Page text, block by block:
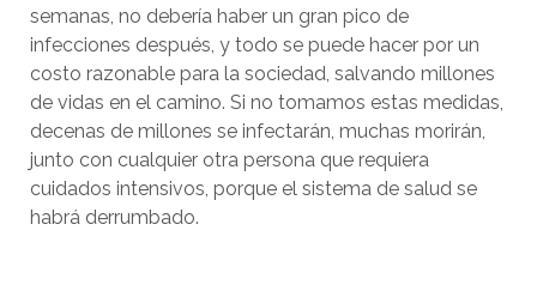
semanas, no debería haber un gran pico de
infecciones después, y todo se puede hacer por un
costo razonable para la sociedad, salvando millones
de vidas en el camino. Si no tomamos estas medidas,
decenas de millones se infectarán, muchas morirán,
junto con cualquier otra persona que requiera
cuidados intensivos, porque el sistema de salud se
habrá derrumbado.